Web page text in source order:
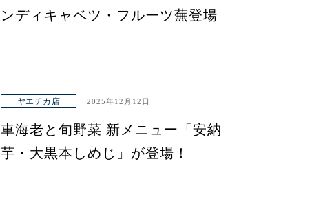
ンディキャベツ・フルーツ蕪登場
ヤエチカ店 2025年12月12日
車海老と旬野菜 新メニュー「安納
芋・大黒本しめじ」が登場！